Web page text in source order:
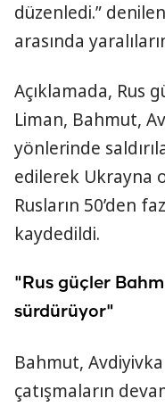
düzenledi.”
arasında
Açıklamada, Rus
Liman, Bahmut,
yönlerinde
edilerek Ukrayna
Rusların 50’den
kaydedildi.
"Rus güçler
sürdürüyor"
Bahmut,
çatışmaların